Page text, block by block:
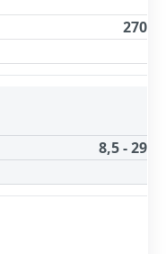
270
8,5 - 29